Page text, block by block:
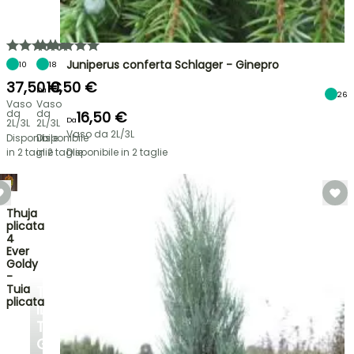
IL
TUO
GIARDINO
10
37,50 €
Vaso
da
2L/3L
Disponibile
in 2 taglie
18
Da10,50 €
Vaso
da
2L/3L
Disponibile
in 2 taglie
Juniperus conferta Schlager - Ginepro
26
Da16,50 €
Vaso da 2L/3L
Disponibile in 2 taglie
Thuja
plicata
4
Ever
Goldy
-
Tuia
plicata